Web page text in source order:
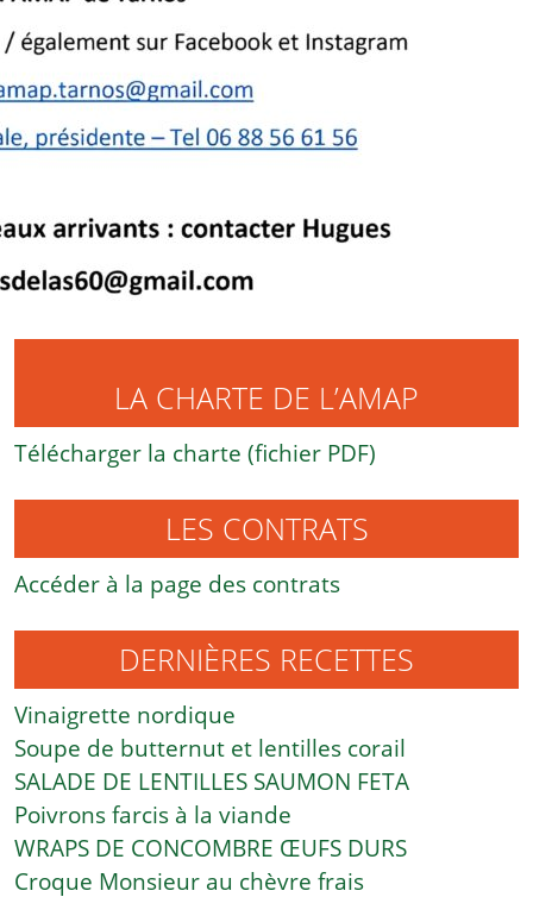
LA CHARTE DE L’AMAP
Télécharger la charte (fichier PDF)
LES CONTRATS
Accéder à la page des contrats
DERNIÈRES RECETTES
Vinaigrette nordique
Soupe de butternut et lentilles corail
SALADE DE LENTILLES SAUMON FETA
Poivrons farcis à la viande
WRAPS DE CONCOMBRE ŒUFS DURS
Croque Monsieur au chèvre frais